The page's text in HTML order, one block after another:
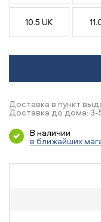
10.5 UK
Доставка в пункт
Доставка до дома: 3-
В наличии
в ближайших